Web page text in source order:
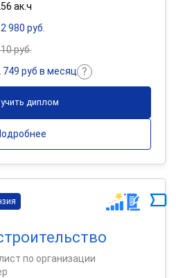
ак.ч
980 руб.
руб.
749 руб в месяц
диплом
по организации